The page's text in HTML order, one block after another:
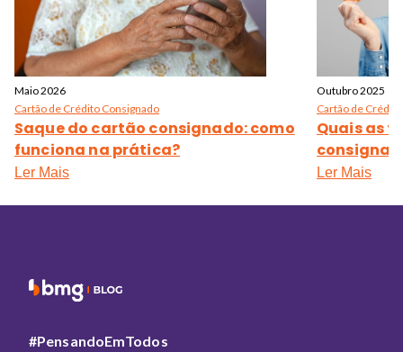
Maio 2026
Cartão de Crédito Consignado
Saque do cartão consignado: como
funciona na prática?
Ler Mais
Outubro 2025
Cartão de
Quais as
Ler Mais
#PensandoEmTodos